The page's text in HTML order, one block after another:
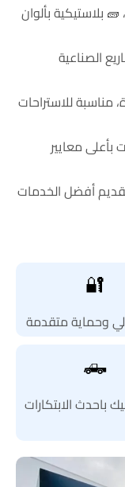
🧱 بلاستيكية بألوان
الصناعية
مناسبة للاستراحات
بأعلى معايير
أفضل الخدمات
🔐
وحماية متقدمة
🛻
باحدث الابتكارات